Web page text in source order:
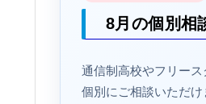
8月の個別相
通信制高校やフリー
個別にご相談いただ